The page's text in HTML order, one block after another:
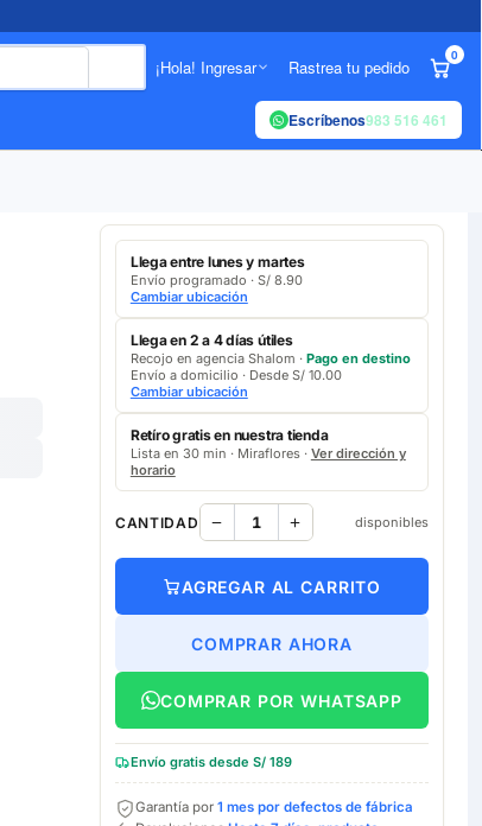
¡Hola! Ingresar Rastrea tu pedido
0
Escríbenos983 516 461
Llega entre lunes y martes
Envío programado · S/ 8.90
Cambiar ubicación
Llega en 2 a 4 días útiles
Recojo en agencia Shalom · Pago en destino
Envío a domicilio · Desde S/ 10.00
Cambiar ubicación
Retíro gratis en nuestra tienda
Lista en 30 min · Miraflores · Ver dirección y
horario
CANTIDAD disponibles
AGREGAR AL CARRITO
COMPRAR AHORA
COMPRAR POR WHATSAPP
Envío gratis desde S/ 189
Garantía por 1 mes por defectos de fábrica